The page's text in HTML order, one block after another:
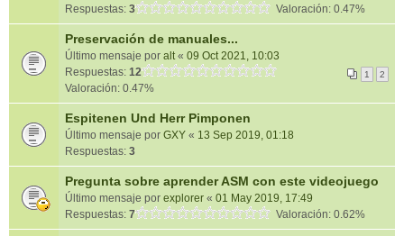
Respuestas: 3 Valoración: 0.47%
Preservación de manuales...
Último mensaje por alt« 09 Oct 2021, 10:03
Respuestas: 12 1 2
Valoración: 0.47%
Espitenen Und Herr Pimponen
Último mensaje por GXY « 13 Sep 2019, 01:18
Respuestas: 3
Pregunta sobre aprender ASM con este videojuego
Último mensaje por explorer « 01 May 2019, 17:49
Respuestas: 7 Valoración: 0.62%